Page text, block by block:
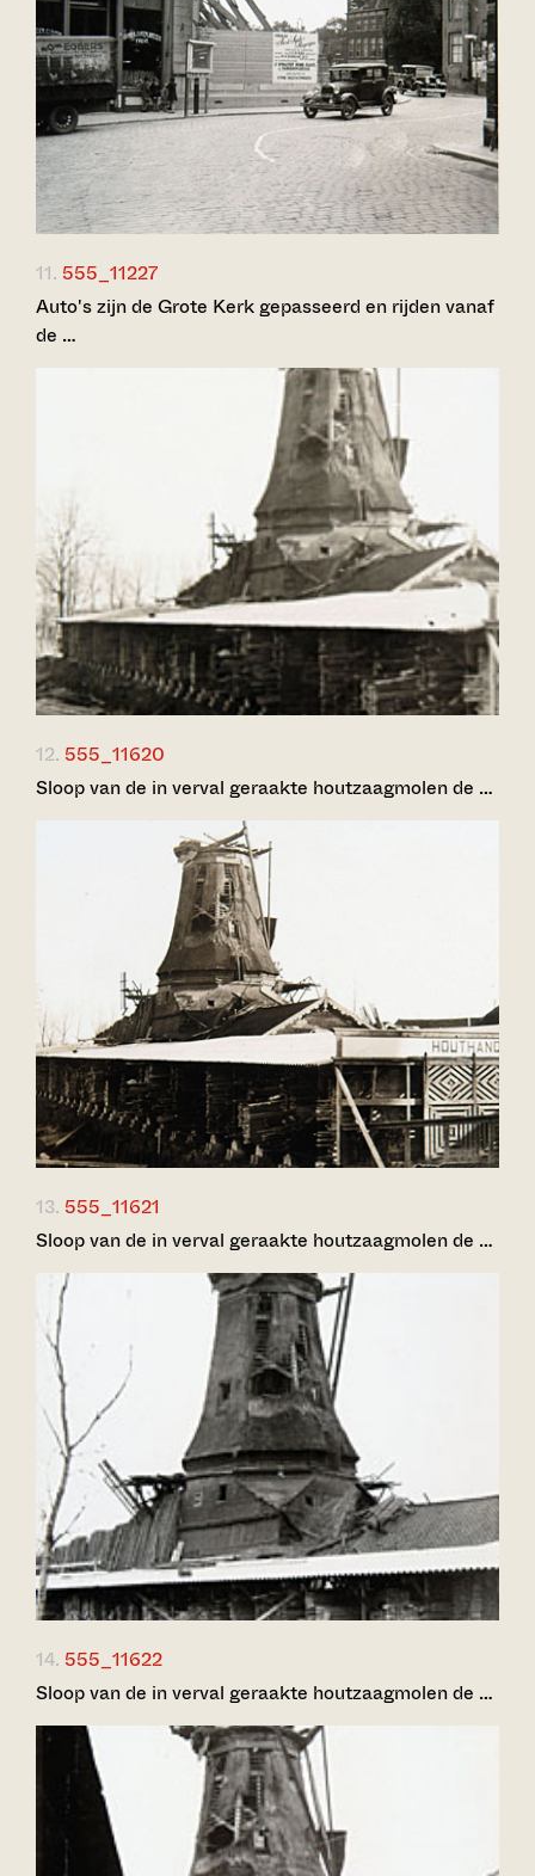
11. 555_11227
Auto's zijn de Grote Kerk gepasseerd en rijden vanaf
de …
12. 555_11620
Sloop van de in verval geraakte houtzaagmolen de …
13. 555_11621
Sloop van de in verval geraakte houtzaagmolen de …
14. 555_11622
Sloop van de in verval geraakte houtzaagmolen de …